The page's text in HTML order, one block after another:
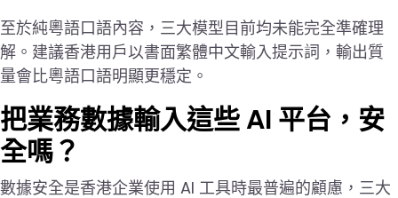
至於純粵語口語內容，三大模型目前均未能完全準確理
解。建議香港用戶以書面繁體中文輸入提示詞，輸出質
量會比粵語口語明顯更穩定。
把業務數據輸入這些 AI 平台，安
全嗎？
數據安全是香港企業使用 AI 工具時最普遍的顧慮，三大